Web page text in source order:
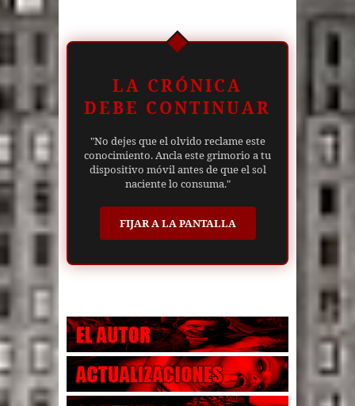
LA CRÓNICA
DEBE CONTINUAR
"No dejes que el olvido reclame este
conocimiento. Ancla este grimorio a tu
dispositivo móvil antes de que el sol
naciente lo consuma."
FIJAR A LA PANTALLA